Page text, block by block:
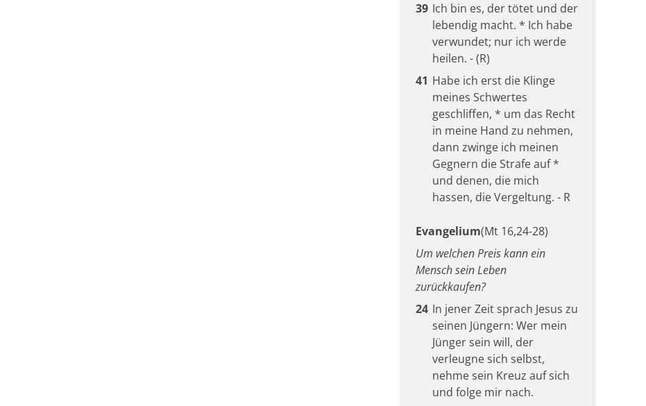
39 Ich bin es, der tötet und der
lebendig macht. * Ich habe
verwundet; nur ich werde
heilen. - (R)
41 Habe ich erst die Klinge
meines Schwertes
geschliffen, * um das Recht
in meine Hand zu nehmen,
dann zwinge ich meinen
Gegnern die Strafe auf *
und denen, die mich
hassen, die Vergeltung. - R
Evangelium(Mt 16,24-28)
Um welchen Preis kann ein
Mensch sein Leben
zurückkaufen?
24 In jener Zeit sprach Jesus zu
seinen Jüngern: Wer mein
Jünger sein will, der
verleugne sich selbst,
nehme sein Kreuz auf sich
und folge mir nach.